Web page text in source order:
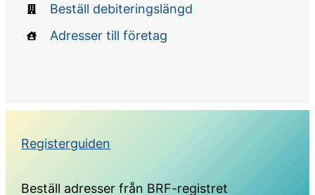
Beställ debiteringslängd
Adresser till företag
Registerguiden
Beställ adresser från BRF-registret